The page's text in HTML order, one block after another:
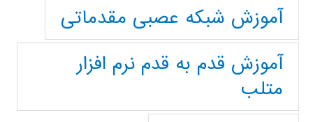
آموزش شبکه عصبی مقدماتی
آموزش قدم به قدم نرم افزار
متلب